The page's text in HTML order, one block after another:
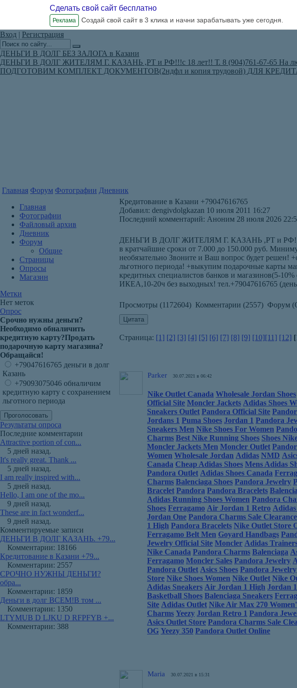
Сделать свой сайт бесплатно
Реклама
Создай свой сайт в 3 клика и начни зарабатывать уже сегодня.
Вход | Регистрация
ДЕНЬГИ В ДОЛГ БЕЗ ЗАЛОГА в Казани
ДЕНЬГИ В ДОЛГ ЖИТЕЛЯМ Г. КАЗАНЬ ,РТ и РФ!!!с 18 лет!! Т. 8 (904)761-67-65 На
ПОДГОТОВИМ КОМПЛЕКТ ДОКУМЕНТОВ(2ндфл и копия трудовой) ДЛЯ КРЕДИТА
Главная Форум Фотографии Дневник
Главная
Фотографии
Файловый архив
Дневник
Форум
Общие
Страницы
Опросы
Магазин
Метки
Нет меток
Опрос
Срочно нужны деньги?
Необходимо обналичить
кредитную карту?Продать
подарочную карту магазина?
Обращайся!
+79047616765 деньги в долг
Казань
+79093075046 обналичим
кредитную карту с сохранением
льготного периода
Результаты опроса
Последние комментарии
Attractive portion of con...
5 дней назад.
It's really great. Thank ...
5 дней назад.
I am really inspired with...
5 дней назад.
Hello, I am one of the mo...
9 дней назад.
These are in fact wonderf...
9 дней назад.
Комментируемые записи
ДЕНЬГИ В ДОЛГ КАЗАНЬ. +79...
Комментарии: 18166
Кредитование в Казани +79...
Комментарии: 2557
СРОЧНО НУЖНЫ ДЕНЬГИ?
обра...
Комментарии: 1859
Деньги в долг ВСЕМ!В том ...
Комментарии: 1350
LTYMUB D LJKU D RFPFYB +...
Комментарии: 388
Кредитование в Казани +79047616765
Добавил: dengivdolgkazan 10 июля 2011 16:27
Последний комментарий: Аноним 28 июля 2026
ДЕНЬГИ В ДОЛГ ЖИТЕЛЯМ Г. КАЗАНЬ ,РТ и РФ!!!с
в кратчайшие сроки от 7.000 до 150.000 руб.
необязательно Звоните и Ваш вопрос будет решен!
льготного периода! +выкупим подарочные карты
кредитных специалистов банков и магазинов(5-
ИКЕА,10-20ч без выходных! тел.+79047616765
Просмотры (1172604) Комментарии (2557) Форум
Страница: [1] [2] [3] [4] [5] [6] [7] [8] [9] [10][11] [12]
Parker 30.07.2021 в 06:42
Nike Outlet Canada Wholesale Jordan Shoes
Official Site Moncler Jackets Adidas Shoes
Sneakers Outlet Pandora Official Site
Jordans 1 Puma Shoes Jordan 1 Pandora
Sneakers Men Nike Shoes For Women
Charms Best Nike Running Shoes Shoes
Moncler Jackets Men Moncler Outlet
Women Wholesale Jordan Adidas NMD
Canada Cheap Adidas Shoes Mens Adidas
Pandora Outlet Adidas Shoes Canada
Charms Balenciaga Shoes Pandora Jewelry
Bracelet Pandora Pandora Bracelets
Adidas Running Shoes Women Pandora
Shoes Ferragamo Air Jordan 1 Retro
Jordan One Pandora Charms Sale Clearance
1 High Pandora Bracelets Nike Outlet Store
Ferragamo Belt Men Goyard Handbags
Jewelry Official Site Moncler Adidas
Nike Canada Pandora Charms Balenciaga
Ferragamo Moncler Sales Pandora Jewelry
Pandora Outlet Asics Shoes Pandora Jewelry
Store Nike Shoes Women Nike Outlet Nike
Adidas Sneakers Air Jordan 1 High Jordan
Basketball Shoes Balenciaga Sneakers
Site Adidas Outlet Nike Air Max 270
Charms Yeezy Jordan Retro 1 Pandora
Asics Outlet Store Pandora Charms Sale
OG Yeezy 350 Pandora Outlet Online
Maria 30.07.2021 в 15:31